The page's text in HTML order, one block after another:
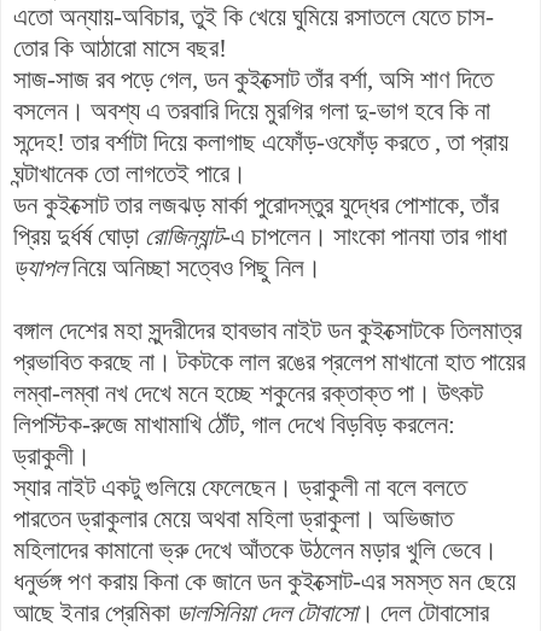
এতো অন্যায়-অবিচার, তুই কি খেয়ে ঘুমিয়ে রসাতলে যেতে চাস-
তোর কি আঠারো মাসে বছর!
সাজ-সাজ রব পড়ে গেল, ডন কুইক্সোট তাঁর বর্শা, অসি শাণ দিতে
বসলেন। অবশ্য এ তরবারি দিয়ে মুরগির গলা দু-ভাগ হবে কি না
সন্দেহ! তার বর্শাটা দিয়ে কলাগাছ এফোঁড়-ওফোঁড় করতে , তা প্রায়
ঘন্টাখানেক তো লাগতেই পারে।
ডন কুইক্সোট তার লজঝড় মার্কা পুরোদস্তুর যুদ্ধের পোশাকে, তাঁর
প্রিয় দুর্ধর্ষ ঘোড়া রোজিন্যান্ট-এ চাপলেন। সাংকো পানযা তার গাধা
ড্যাপলনিয়ে অনিচ্ছা সত্বেও পিছু নিল।
বঙ্গাল দেশের মহা সুন্দরীদের হাবভাব নাইট ডন কুইক্সোটকে তিলমাত্র
প্রভাবিত করছে না। টকটকে লাল রঙের প্রলেপ মাখানো হাত পায়ের
লম্বা-লম্বা নখ দেখে মনে হচ্ছে শকুনের রক্তাক্ত পা। উৎকট
লিপস্টিক-রুজে মাখামাখি ঠোঁট, গাল দেখে বিড়বিড় করলেন:
ড্রাকুলী।
স্যার নাইট একটু গুলিয়ে ফেলেছেন। ড্রাকুলী না বলে বলতে
পারতেন ড্রাকুলার মেয়ে অথবা মহিলা ড্রাকুলা। অভিজাত
মহিলাদের কামানো ভ্রু দেখে আঁতকে উঠলেন মড়ার খুলি ভেবে।
ধনুর্ভঙ্গ পণ করায় কিনা কে জানে ডন কুইক্সোট-এর সমস্ত মন ছেয়ে
আছে ইনার প্রেমিকা ডালসিনিয়া দেল টোবাসো। দেল টোবাসোর